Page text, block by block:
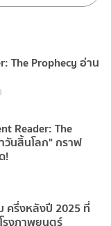
The Prophecy อ่าน
Reader: The
วันสิ้นโลก" กราฟ
!
ครึ่งหลังปี 2025 ที่
รงภาพยนตร์